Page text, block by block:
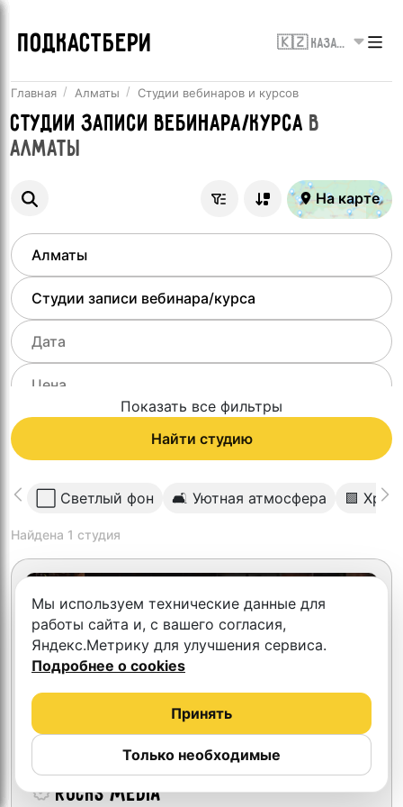
ПОДКАСТБЕРИ 🇰🇿 Казахстан
Главная Алматы Студии вебинаров и курсов
Студии записи вебинара/курса в
Алматы
На карте
Показать все фильтры
Найти студию
⬜️ Светлый фон 🛋 Уютная атмосфера 🟩
Найдена 1 студия
Rocks Media
Мы используем технические данные для
работы сайта и, с вашего согласия,
Яндекс.Метрику для улучшения сервиса.
Подробнее о cookies
Только необходимые
Принять